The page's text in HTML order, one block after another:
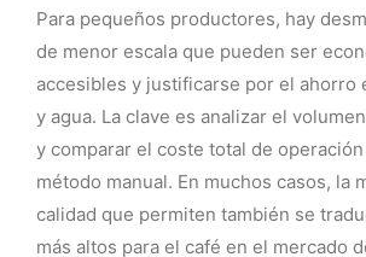
Para pequeños productores, hay
de menor escala que pueden ser
accesibles y justificarse por el ahorro
y agua. La clave es analizar el
y comparar el coste total de
método manual. En muchos casos, la
calidad que permiten también se
más altos para el café en el mercado